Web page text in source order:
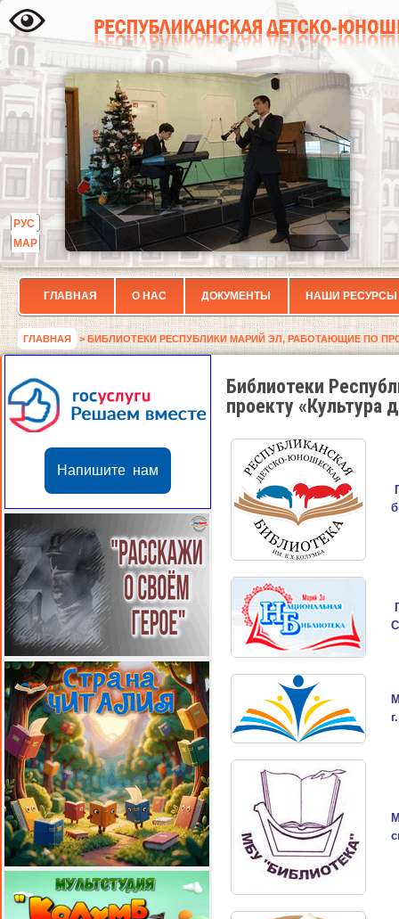
РУС
МАР
ГЛАВНАЯ О НАС ДОКУМЕНТЫ НАШИ РЕСУРСЫ
ГЛАВНАЯ > БИБЛИОТЕКИ РЕСПУБЛИКИ МАРИЙ ЭЛ, РАБОТАЮЩИЕ ПО
Напишите нам
Библиотеки
проекту «Культура